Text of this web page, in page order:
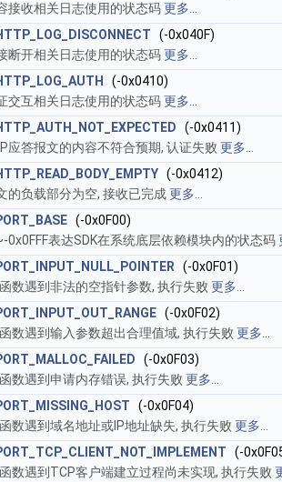
接收相关日志使用的状态码更多...
(-0x040F)
断开相关日志使用的状态码更多...
(-0x0410)
交互相关日志使用的状态码更多...
(-0x0411)
应答报文的内容不符合预期, 认证失败 更多...
(-0x0412)
的负载部分为空, 接收已完成更多...
(-0x0F00)
0x0FFF表达SDK在系统底层依赖模块内的状态码
(-0x0F01)
数遇到非法的空指针参数, 执行失败 更多...
(-0x0F02)
数遇到输入参数超出合理值域, 执行失败 更多...
(-0x0F03)
数遇到申请内存错误, 执行失败 更多...
(-0x0F04)
数遇到域名地址或IP地址缺失, 执行失败 更多...
(-
数遇到TCP客户端建立过程尚未实现, 执行失败